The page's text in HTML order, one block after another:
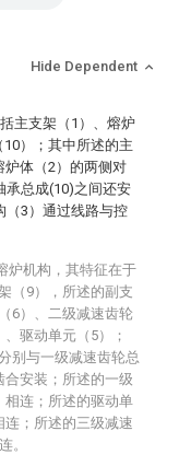
Hide Dependent
主支架（1）、熔炉
）；其中所述的主
炉体（2）的两侧对
承总成(10)之间还安
（3）通过线路与控
炉机构，其特征在于
（9），所述的副支
6）、二级减速齿轮
驱动单元（5）；
别与一级减速齿轮总
安装；所述的一级
相连；所述的驱动单
；所述的三级减速
。